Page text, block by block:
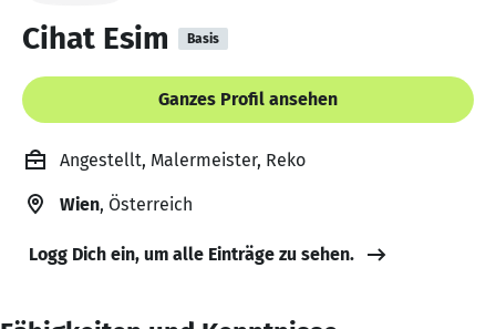
Cihat Esim Basis
Ganzes Profil ansehen
Angestellt, Malermeister, Reko
Wien, Österreich
Logg Dich ein, um alle Einträge zu sehen.